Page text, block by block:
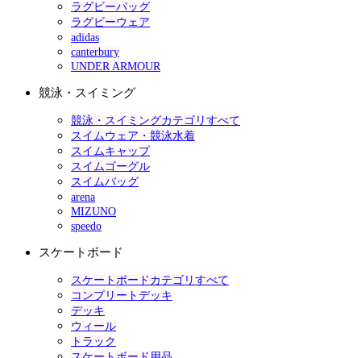
ラグビーバッグ
ラグビーウェア
adidas
canterbury
UNDER ARMOUR
競泳・スイミング
競泳・スイミングカテゴリすべて
スイムウェア・競泳水着
スイムキャップ
スイムゴーグル
スイムバッグ
arena
MIZUNO
speedo
スケートボード
スケートボードカテゴリすべて
コンプリートデッキ
デッキ
ウィール
トラック